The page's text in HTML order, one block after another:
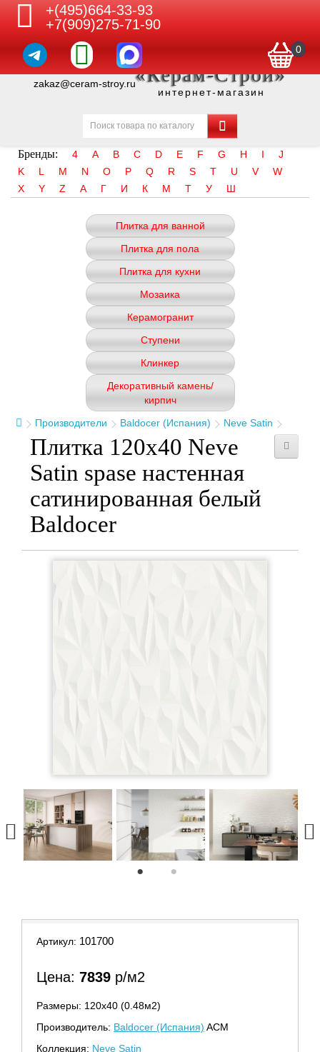
+(495)664-33-93
+7(909)275-71-90
0
zakaz@ceram-stroy.ru«Керам-Строй»
интернет-магазин
Бренды: 4 A B C D E F G H I
J
K
L M N O P Q R S T U V
W
X
Y Z А Г И К М Т У Ш
Плитка для ванной
Плитка для пола
Плитка для кухни
Мозаика
Керамогранит
Ступени
Клинкер
Декоративный камень/
кирпич
Производители
Baldocer (Испания) Neve Satin
Плитка 120x40 Neve
Satin spase настенная
сатинированная белый
Baldocer
Артикул: 101700
Цена: 7839 р/м2
Размеры: 120х40 (0.48м2)
Производитель: Baldocer (Испания) ACM
Коллекция: Neve Satin